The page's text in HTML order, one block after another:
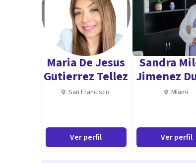
Aptitudes
Empatía.
Habilidades comunicativas.
Escucha activa.
Adaptabilidad.
Maria De Jesus
Gutierrez Tellez
San Francisco
Ver perfil
Sandra
Jimenez
Miami
Ver perfil